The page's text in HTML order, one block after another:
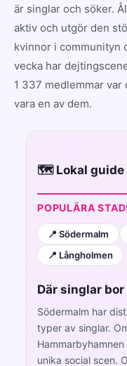
är singlar och söker.
aktiv och utgör den
kvinnor i communityn
vecka har
1 337 medlemmar
vara en av dem.
🗺️ Lokal guide
POPULÄRA
📍 Södermalm
📍 Långholmen
Där singlar
Södermalm har
typer av singlar.
unika social scen.